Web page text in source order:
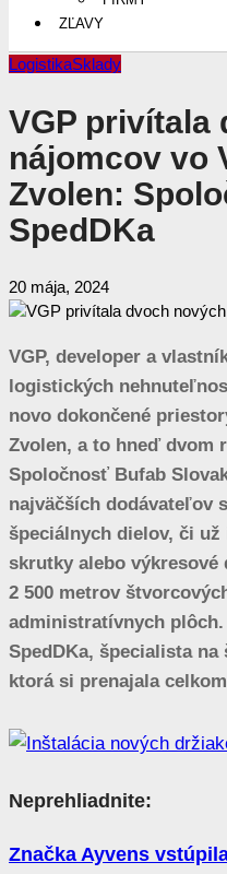
ZĽAVY
LogistikaSklady
VGP privítala
nájomcov vo
Zvolen:
SpedDKa
20 mája, 2024
VGP, developer a
logistických
novo dokončené
Zvolen, a to hneď dvom
Spoločnosť Bufab
najväčších dodávateľov
špeciálnych dielov, či
skrutky alebo výkresové
2 500 metrov
administratívnych
SpedDKa, špecialista
ktorá si prenajala
Neprehliadnite:
Značka Ayvens